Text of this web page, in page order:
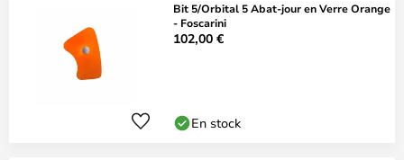
Bit 5/Orbital 5 Abat-jour en Verre Orange
- Foscarini
102,00 €
En stock